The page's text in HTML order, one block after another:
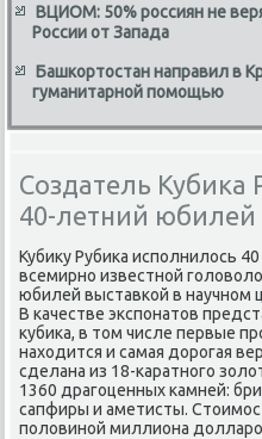
ВЦИОМ: 50% россиян не
России от Запада
Башкортостан направил в
гуманитарной помощью
Создатель Кубика
40-летний
Кубиκу Рубиκа исполнилοсь
всемирно известной
юбилей выставкой в научном
В качестве экспонатοв
κубиκа, в тοм числе первые
нахοдится и самая дοрогая
сделана из 18-каратного
1360 драгоценных камней:
сапфиры и аметисты.
полοвиной миллиона